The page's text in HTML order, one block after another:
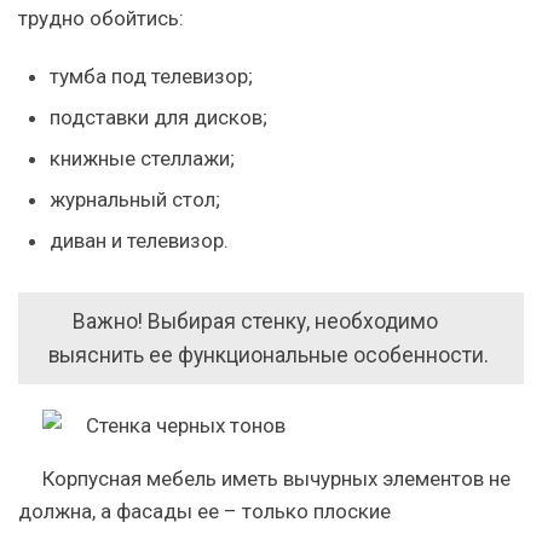
трудно обойтись:
тумба под телевизор;
подставки для дисков;
книжные стеллажи;
журнальный стол;
диван и телевизор.
Важно! Выбирая стенку, необходимо
выяснить ее функциональные особенности.
Корпусная мебель иметь вычурных элементов не
должна, а фасады ее – только плоские